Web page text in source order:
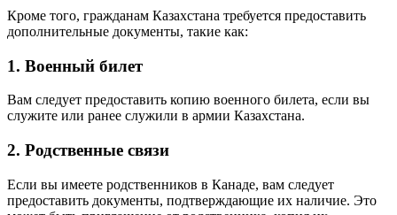
Кроме того, гражданам Казахстана требуется предоставить
дополнительные документы, такие как:
1. Военный билет
Вам следует предоставить копию военного билета, если вы
служите или ранее служили в армии Казахстана.
2. Родственные связи
Если вы имеете родственников в Канаде, вам следует
предоставить документы, подтверждающие их наличие. Это